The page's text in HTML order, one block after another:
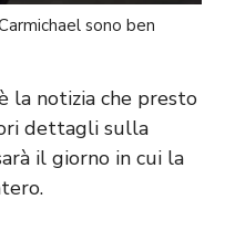
sono ben
la notizia che presto
dettagli sulla
il giorno in cui la